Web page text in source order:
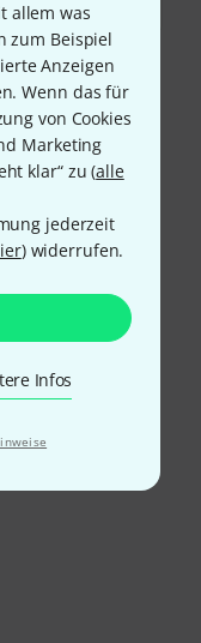
allem was
zum Beispiel
Anzeigen
Wenn das für
von Cookies
Marketing
klar“ zu (alle
jederzeit
) widerrufen.
Infos
Nachnahme,
bezahlen